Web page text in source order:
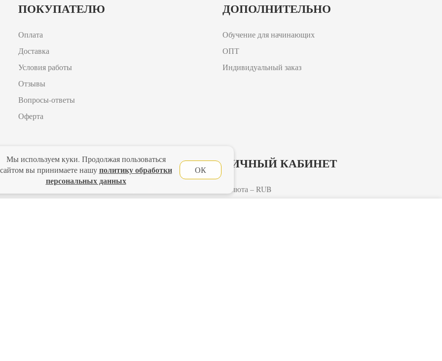
ПОКУПАТЕЛЮ
Оплата
Доставка
Условия работы
Отзывы
Вопросы-ответы
Оферта
ДОПОЛНИТЕЛЬНО
Обучение для начинающих
ОПТ
Индивидуальный заказ
СПОСОБЫ ОПЛАТЫ ЛИЧНЫЙ КАБИНЕТ
Валюта – RUB
Мы используем куки. Продолжая пользоваться
сайтом вы принимаете нашуполитику обработки
персональных данных
ОК